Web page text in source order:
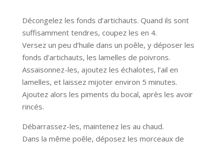
Décongelez les fonds d’artichauts. Quand ils sont
suffisamment tendres, coupez les en 4.
Versez un peu d’huile dans un poêle, y déposer les
fonds d’artichauts, les lamelles de poivrons.
Assaisonnez-les, ajoutez les échalotes, l’ail en
lamelles, et laissez mijoter environ 5 minutes.
Ajoutez alors les piments du bocal, après les avoir
rincés.
Débarrassez-les, maintenez les au chaud.
Dans la même poêle, déposez les morceaux de